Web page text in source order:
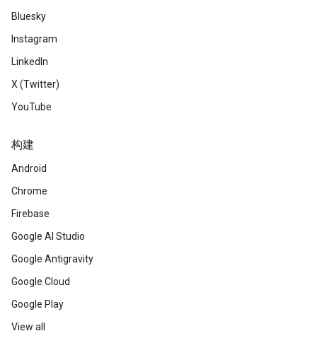
Bluesky
Instagram
LinkedIn
X (Twitter)
YouTube
构建
Android
Chrome
Firebase
Google AI Studio
Google Antigravity
Google Cloud
Google Play
View all